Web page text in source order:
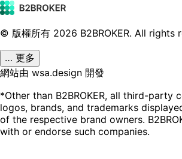
© 版權所有 2026 B2BROKER. All rights
… 更多
網站由 wsa.design 開發
*Other than B2BROKER, all third-party
logos, brands, and trademarks
of the respective brand owners.
with or endorse such companies.